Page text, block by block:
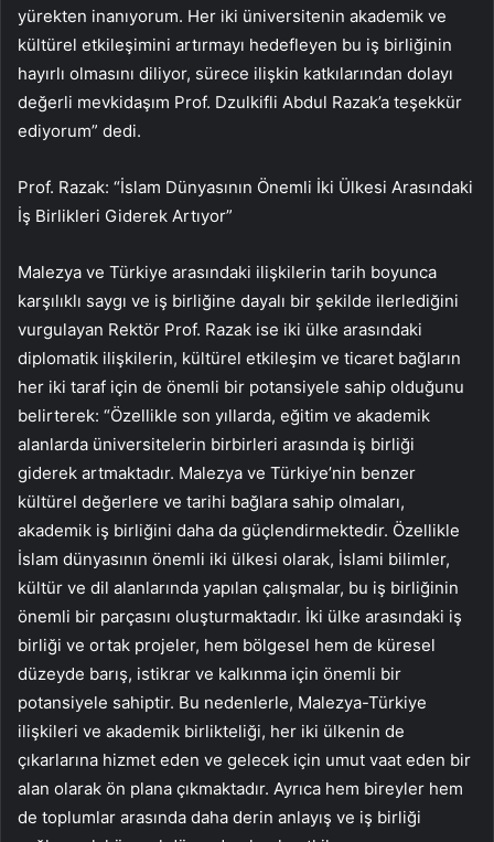
yürekten inanıyorum. Her iki üniversitenin akademik ve
kültürel etkileşimini artırmayı hedefleyen bu iş birliğinin
hayırlı olmasını diliyor, sürece ilişkin katkılarından dolayı
değerli mevkidaşım Prof. Dzulkifli Abdul Razak’a teşekkür
ediyorum” dedi.
Prof. Razak: “İslam Dünyasının Önemli İki Ülkesi Arasındaki
İş Birlikleri Giderek Artıyor”
Malezya ve Türkiye arasındaki ilişkilerin tarih boyunca
karşılıklı saygı ve iş birliğine dayalı bir şekilde ilerlediğini
vurgulayan Rektör Prof. Razak ise iki ülke arasındaki
diplomatik ilişkilerin, kültürel etkileşim ve ticaret bağların
her iki taraf için de önemli bir potansiyele sahip olduğunu
belirterek: “Özellikle son yıllarda, eğitim ve akademik
alanlarda üniversitelerin birbirleri arasında iş birliği
giderek artmaktadır. Malezya ve Türkiye’nin benzer
kültürel değerlere ve tarihi bağlara sahip olmaları,
akademik iş birliğini daha da güçlendirmektedir. Özellikle
İslam dünyasının önemli iki ülkesi olarak, İslami bilimler,
kültür ve dil alanlarında yapılan çalışmalar, bu iş birliğinin
önemli bir parçasını oluşturmaktadır. İki ülke arasındaki iş
birliği ve ortak projeler, hem bölgesel hem de küresel
düzeyde barış, istikrar ve kalkınma için önemli bir
potansiyele sahiptir. Bu nedenlerle, Malezya-Türkiye
ilişkileri ve akademik birlikteliği, her iki ülkenin de
çıkarlarına hizmet eden ve gelecek için umut vaat eden bir
alan olarak ön plana çıkmaktadır. Ayrıca hem bireyler hem
de toplumlar arasında daha derin anlayış ve iş birliği